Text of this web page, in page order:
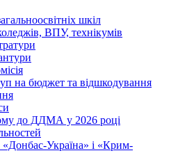
шкіл
ВПУ, технікумів
на бюджет та відшкодування
до ДДМА у 2026 році
«Донбас-Україна» і «Крим-